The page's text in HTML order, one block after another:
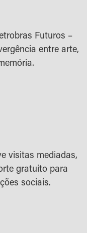
Futuros –
entre arte,
visitas mediadas,
gratuito para
sociais.